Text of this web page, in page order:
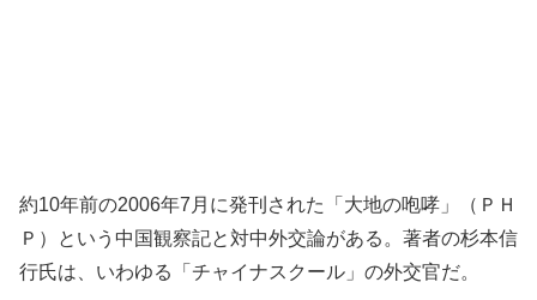
約10年前の2006年7月に発刊された「大地の咆哮」（ＰＨ
Ｐ）という中国観察記と対中外交論がある。著者の杉本信
行氏は、いわゆる「チャイナスクール」の外交官だ。